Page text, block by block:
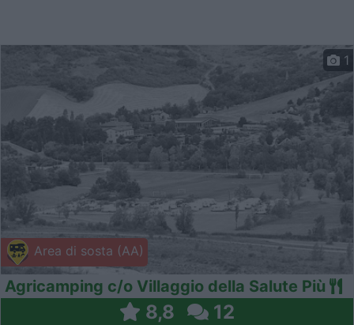
Area di sosta (AA)
1
Agricamping c/o Villaggio della Salute Più
8,8 12